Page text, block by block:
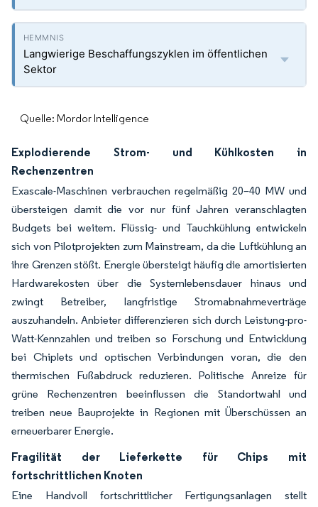
Langwierige Beschaffungszyklen im öffentlichen
Sektor
Quelle: Mordor Intelligence
Explodierende Strom- und Kühlkosten in
Rechenzentren
Exascale-Maschinen verbrauchen regelmäßig 20–40 MW und
übersteigen damit die vor nur fünf Jahren veranschlagten
Budgets bei weitem. Flüssig- und Tauchkühlung entwickeln
sich von Pilotprojekten zum Mainstream, da die Luftkühlung an
ihre Grenzen stößt. Energie übersteigt häufig die amortisierten
Hardwarekosten über die Systemlebensdauer hinaus und
zwingt Betreiber, langfristige Stromabnahmeverträge
auszuhandeln. Anbieter differenzieren sich durch Leistung-pro-
Watt-Kennzahlen und treiben so Forschung und Entwicklung
bei Chiplets und optischen Verbindungen voran, die den
thermischen Fußabdruck reduzieren. Politische Anreize für
grüne Rechenzentren beeinflussen die Standortwahl und
treiben neue Bauprojekte in Regionen mit Überschüssen an
erneuerbarer Energie.
Fragilität der Lieferkette für Chips mit
fortschrittlichen Knoten
Eine Handvoll fortschrittlicher Fertigungsanlagen stellt